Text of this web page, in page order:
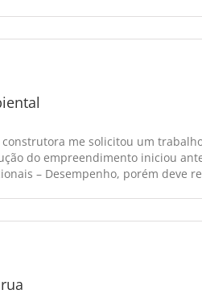
me solicitou um
do empreendimento iniciou
– Desempenho, porém deve